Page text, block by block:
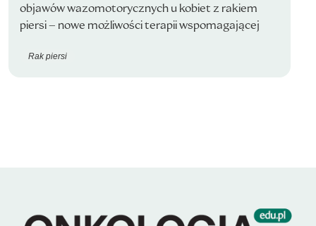
objawów wazomotorycznych u kobiet z rakiem
piersi – nowe możliwości terapii wspomagającej
Rak piersi